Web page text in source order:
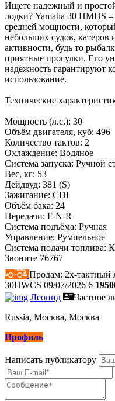
Ищете надежный и
лодки? Yamaha 30 HMHS
средней мощности,
небольших судов, катеров
активности, будь то
приятные прогулки. Его
надежность гарантируют
использование.
Технические
Мощность (л.с.): 30
Объём двигателя, куб: 496
Количество тактов: 2
Охлаждение: Водяное
Система запуска: Ручной
Вес, кг: 53
Дейдвуд: 381 (S)
Зажигание: CDI
Объём бака: 24
Передачи: F-N-R
Система подъёма: Ручная
Управление: Румпельное
Система подачи топлива:
Звоните 76767
Продам: 2х-
30HWCS 09/07/2026 6
Леонид
Частное
Russia, Москва, Москва
Профиль
Написать публикатору